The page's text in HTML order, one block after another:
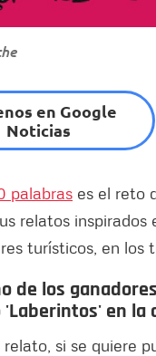
en Google
Noticias
palabras es el reto
relatos
turísticos, en los
de los
en la
si se quiere